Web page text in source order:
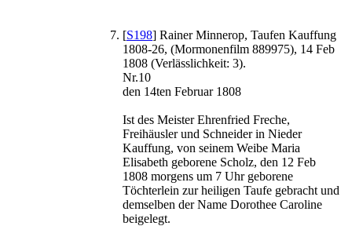
[S198] Rainer Minnerop, Taufen Kauffung
1808-26, (Mormonenfilm 889975), 14 Feb
1808 (Verlässlichkeit: 3).
Nr.10
den 14ten Februar 1808
Ist des Meister Ehrenfried Freche,
Freihäusler und Schneider in Nieder
Kauffung, von seinem Weibe Maria
Elisabeth geborene Scholz, den 12 Feb
1808 morgens um 7 Uhr geborene
Töchterlein zur heiligen Taufe gebracht und
demselben der Name Dorothee Caroline
beigelegt.